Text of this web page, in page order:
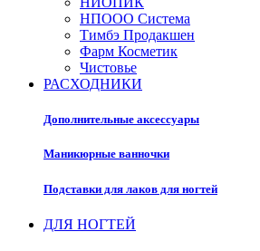
НПООО Система
Тимбэ Продакшен
Фарм Косметик
Чистовье
РАСХОДНИКИ
Дополнительные аксессуары
Маникюрные ванночки
Подставки для лаков для ногтей
ДЛЯ НОГТЕЙ